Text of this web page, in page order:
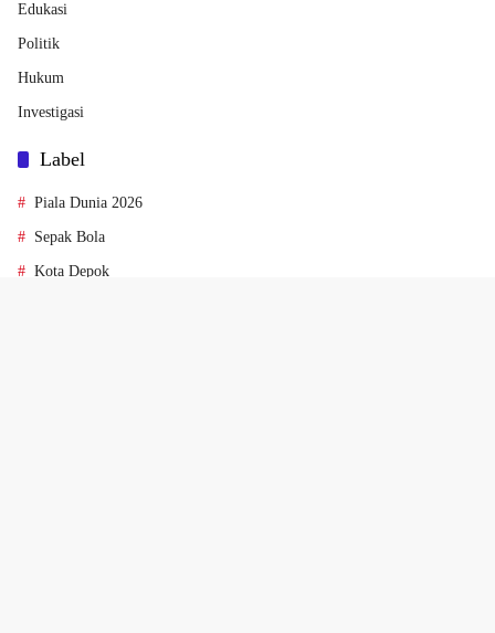
Edukasi
Politik
Hukum
Investigasi
Label
Piala Dunia 2026
Sepak Bola
Kota Depok